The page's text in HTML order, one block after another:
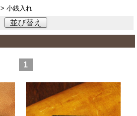
> 小銭入れ
並び替え
1